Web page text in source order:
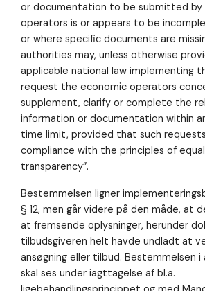
or documentation to be submitted by
operators is or appears to be
or where specific documents are
authorities may, unless otherwise
applicable national law implementing
request the economic operators
supplement, clarify or complete the
information or documentation within
time limit, provided that such
compliance with the principles of
transparency”.
Bestemmelsen ligner
§ 12, men går videre på den måde, at
at fremsende oplysninger, herunder
tilbudsgiveren helt havde undladt at
ansøgning eller tilbud. Bestemmelsen i
skal ses under iagttagelse af bl.a.